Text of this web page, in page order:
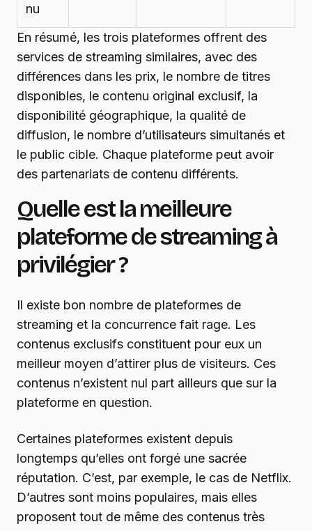
nu
En résumé, les trois plateformes offrent des
services de streaming similaires, avec des
différences dans les prix, le nombre de titres
disponibles, le contenu original exclusif, la
disponibilité géographique, la qualité de
diffusion, le nombre d’utilisateurs simultanés et
le public cible. Chaque plateforme peut avoir
des partenariats de contenu différents.
Quelle est la meilleure
plateforme de streaming à
privilégier ?
Il existe bon nombre de plateformes de
streaming et la concurrence fait rage. Les
contenus exclusifs constituent pour eux un
meilleur moyen d’attirer plus de visiteurs. Ces
contenus n’existent nul part ailleurs que sur la
plateforme en question.
Certaines plateformes existent depuis
longtemps qu’elles ont forgé une sacrée
réputation. C’est, par exemple, le cas de Netflix.
D’autres sont moins populaires, mais elles
proposent tout de même des contenus très